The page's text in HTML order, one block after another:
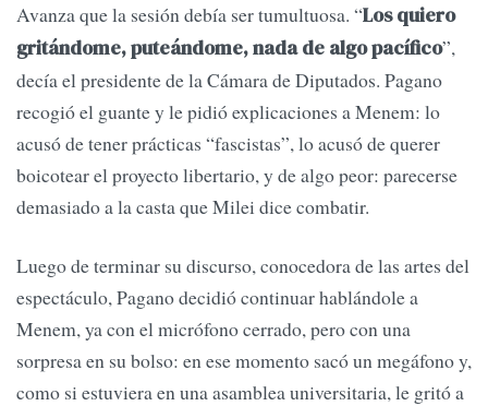
Avanza que la sesión debía ser tumultuosa. “Los quiero
gritándome, puteándome, nada de algo pacífico”,
decía el presidente de la Cámara de Diputados. Pagano
recogió el guante y le pidió explicaciones a Menem: lo
acusó de tener prácticas “fascistas”, lo acusó de querer
boicotear el proyecto libertario, y de algo peor: parecerse
demasiado a la casta que Milei dice combatir.
Luego de terminar su discurso, conocedora de las artes del
espectáculo, Pagano decidió continuar hablándole a
Menem, ya con el micrófono cerrado, pero con una
sorpresa en su bolso: en ese momento sacó un megáfono y,
como si estuviera en una asamblea universitaria, le gritó a